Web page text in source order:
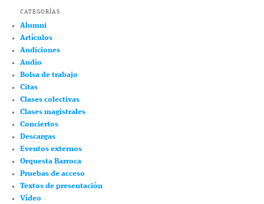
CATEGORÍAS
Alumni
Artículos
Audiciones
Audio
Bolsa de trabajo
Citas
Clases colectivas
Clases magistrales
Conciertos
Descargas
Eventos externos
Orquesta Barroca
Pruebas de acceso
Textos de presentación
Vídeo